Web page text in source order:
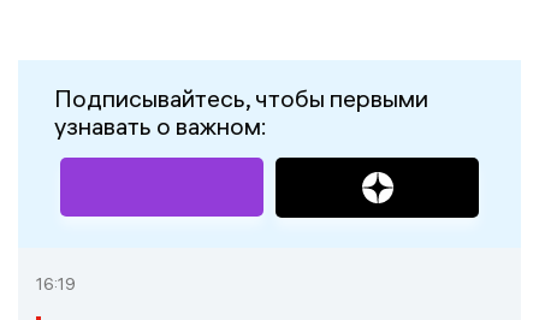
Подписывайтесь, чтобы первыми
узнавать о важном:
16:19